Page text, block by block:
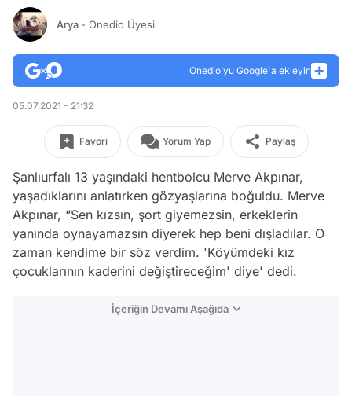
Arya - Onedio Üyesi
Onedio’yu Google'a ekleyin
05.07.2021 - 21:32
Favori Yorum Yap Paylaş
Şanlıurfalı 13 yaşındaki hentbolcu Merve Akpınar,
yaşadıklarını anlatırken gözyaşlarına boğuldu. Merve
Akpınar, “Sen kızsın, şort giyemezsin, erkeklerin
yanında oynayamazsın diyerek hep beni dışladılar. O
zaman kendime bir söz verdim. 'Köyümdeki kız
çocuklarının kaderini değiştireceğim' diye' dedi.
İçeriğin Devamı Aşağıda